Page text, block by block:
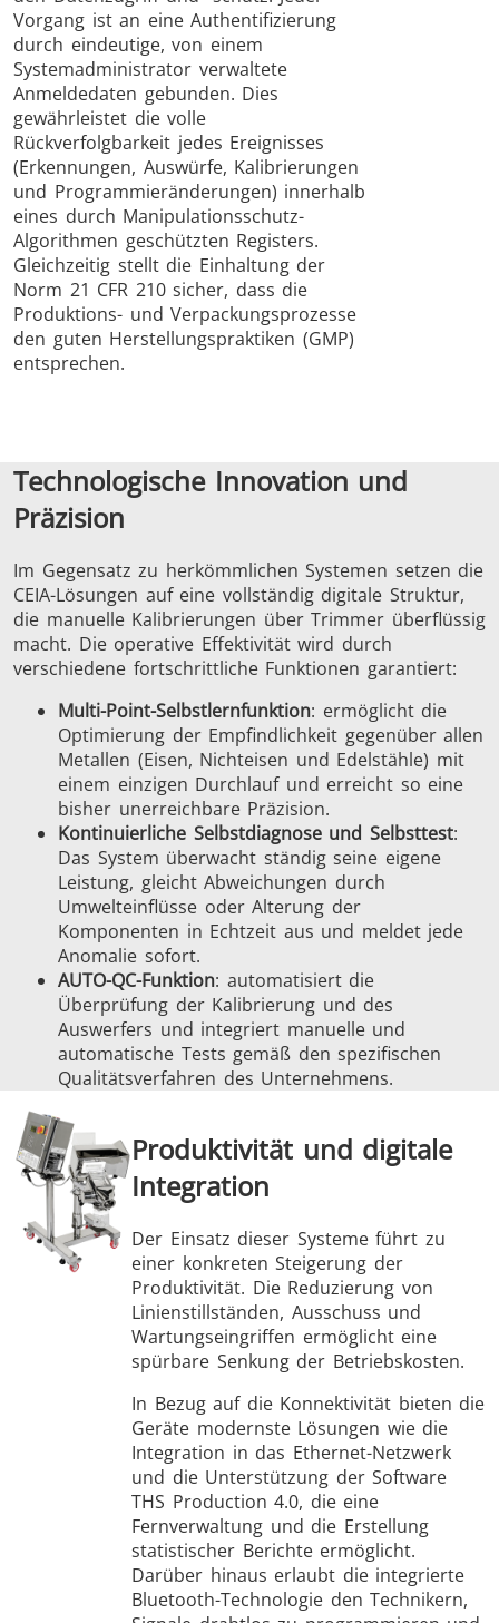
Vorgang ist an eine Authentifizierung
durch eindeutige, von einem
Systemadministrator verwaltete
Anmeldedaten gebunden. Dies
gewährleistet die volle
Rückverfolgbarkeit jedes Ereignisses
(Erkennungen, Auswürfe, Kalibrierungen
und Programmieränderungen) innerhalb
eines durch Manipulationsschutz-
Algorithmen geschützten Registers.
Gleichzeitig stellt die Einhaltung der
Norm 21 CFR 210 sicher, dass die
Produktions- und Verpackungsprozesse
den guten Herstellungspraktiken (GMP)
entsprechen.
Technologische Innovation und
Präzision
Im Gegensatz zu herkömmlichen Systemen setzen die
CEIA-Lösungen auf eine vollständig digitale Struktur,
die manuelle Kalibrierungen über Trimmer überflüssig
macht. Die operative Effektivität wird durch
verschiedene fortschrittliche Funktionen garantiert:
Multi-Point-Selbstlernfunktion: ermöglicht die
Optimierung der Empfindlichkeit gegenüber allen
Metallen (Eisen, Nichteisen und Edelstähle) mit
einem einzigen Durchlauf und erreicht so eine
bisher unerreichbare Präzision.
Kontinuierliche Selbstdiagnose und Selbsttest:
Das System überwacht ständig seine eigene
Leistung, gleicht Abweichungen durch
Umwelteinflüsse oder Alterung der
Komponenten in Echtzeit aus und meldet jede
Anomalie sofort.
AUTO-QC-Funktion: automatisiert die
Überprüfung der Kalibrierung und des
Auswerfers und integriert manuelle und
automatische Tests gemäß den spezifischen
Qualitätsverfahren des Unternehmens.
Produktivität und digitale
Integration
Der Einsatz dieser Systeme führt zu
einer konkreten Steigerung der
Produktivität. Die Reduzierung von
Linienstillständen, Ausschuss und
Wartungseingriffen ermöglicht eine
spürbare Senkung der Betriebskosten.
In Bezug auf die Konnektivität bieten die
Geräte modernste Lösungen wie die
Integration in das Ethernet-Netzwerk
und die Unterstützung der Software
THS Production 4.0, die eine
Fernverwaltung und die Erstellung
statistischer Berichte ermöglicht.
Darüber hinaus erlaubt die integrierte
Bluetooth-Technologie den Technikern,